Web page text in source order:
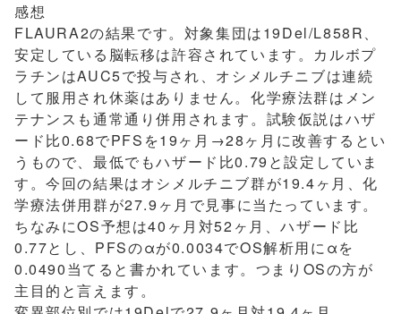
感想
FLAURA2の結果です。対象集団は19Del/L858R、
安定している脳転移は許容されています。カルボプ
ラチンはAUC5で投与され、オシメルチニブは連続
して服用され休薬はありません。化学療法群はメン
テナンスも通常通り併用されます。試験仮説はハザ
ード比0.68でPFSを19ヶ月→28ヶ月に改善するとい
うもので、最低でもハザード比0.79と設定していま
す。今回の結果はオシメルチニブ群が19.4ヶ月、化
学療法併用群が27.9ヶ月で見事に当たっています。
ちなみにOS予想は40ヶ月対52ヶ月、ハザード比
0.77とし、PFSのαが0.0034でOS解析用にαを
0.0490当てると書かれています。つまりOSの方が
主目的と言えます。